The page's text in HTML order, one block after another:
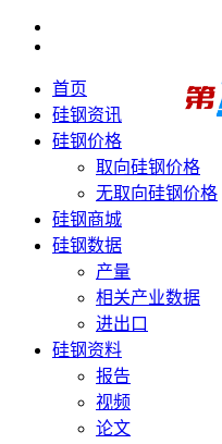
首页
硅钢资讯
硅钢价格
取向硅钢价格
无取向硅钢价格
硅钢商城
硅钢数据
产量
相关产业数据
进出口
硅钢资料
报告
视频
论文